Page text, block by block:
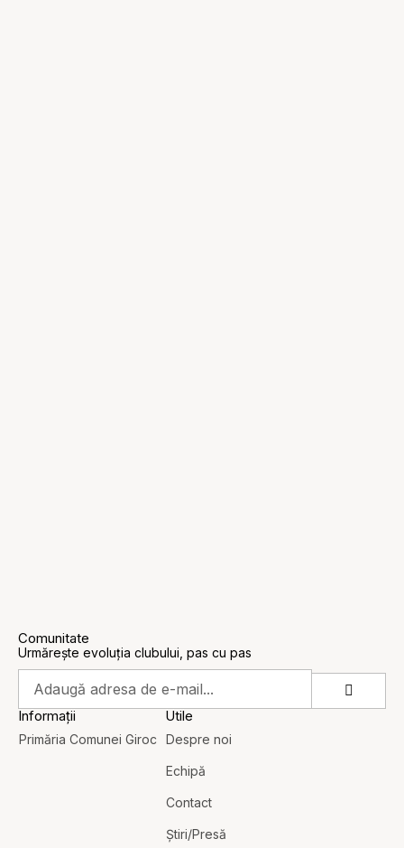
Comunitate
Urmărește evoluția clubului, pas cu pas
Informații
Primăria Comunei Giroc
Utile
Despre noi
Echipă
Contact
Știri/Presă